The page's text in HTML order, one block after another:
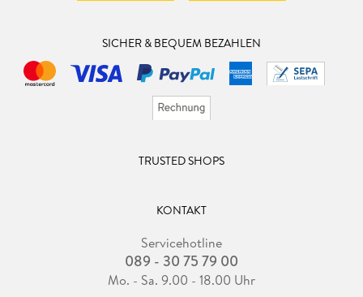
SICHER & BEQUEM BEZAHLEN
TRUSTED SHOPS
KONTAKT
Servicehotline
089 - 30 75 79 00
Mo. - Sa. 9.00 - 18.00 Uhr